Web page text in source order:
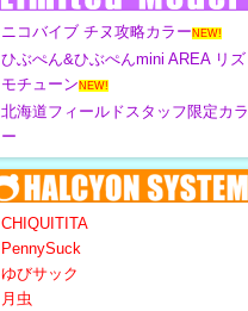
ニコバイブ チヌ攻略カラー NEW!
ひぶぺん&ひぶぺんmini AREA リズ
モチューン NEW!
北海道フィールドスタッフ限定カラ
ー
CHIQUITITA
PennySuck
ゆびサック
月虫